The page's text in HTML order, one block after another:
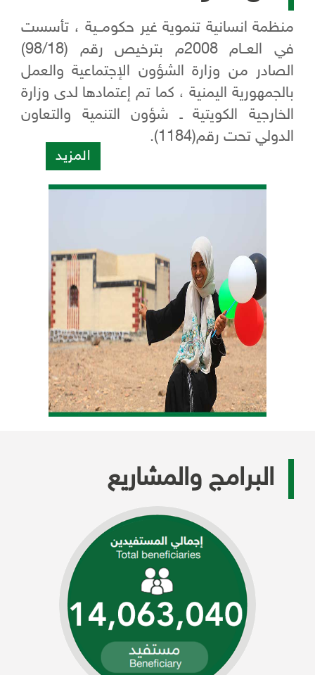
منظمة انسانية تنموية غير حكومــية ، تأسست
في العــام 2008م بترخيص رقم (98/18)
الصادر من وزارة الشؤون الإجتماعية والعمل
بالجمهورية اليمنية ، كما تم إعتمادها لدى وزارة
الخارجية الكويتية ـ شؤون التنمية والتعاون
الدولي تحت رقم(1184).
المزيد
البرامج والمشاريع